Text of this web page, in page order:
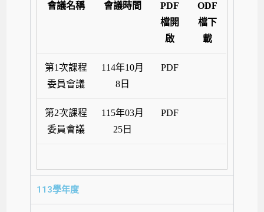
會議名稱 會議時間
PDF
檔開
啟
ODF
檔下
載
第1次課程
委員會議
114年10月
8日
PDF
第2次課程
委員會議
115年03月
25日
PDF
113學年度